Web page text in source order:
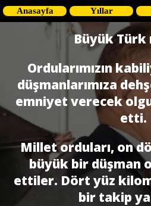
Anasayfa Yıllar
Büyük
Ordularımızın
düşmanlarımıza
emniyet verecek
etti.
Millet orduları, on
büyük bir düşman
ettiler. Dört yüz
bir takip